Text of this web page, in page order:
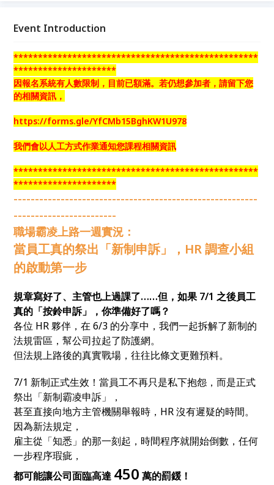
Event Introduction
**************************************************
*********************
因報名系統有人數限制，目前已額滿。若仍想參加者，請留下您
的相關資訊，
https://forms.gle/YfCMb15BghKW1U978
我們會以人工方式作業通知您課程相關資訊
**************************************************
*********************
---------------------------------------------------------
------------------------
職場霸凌上路一週實況：
當員工真的祭出「新制申訴」，HR 調查小組
的啟動第一步
規章寫好了、主管也上過課了……但，如果 7/1 之後員工
真的「按鈴申訴」，你準備好了嗎？
各位 HR 夥伴，在 6/3 的分享中，我們一起拆解了新制的
法規雷區，幫公司拉起了防護網。
但法規上路後的真實戰場，往往比條文更難預料。
7/1 新制正式生效！當員工不再只是私下抱怨，而是正式
祭出「新制霸凌申訴」，
甚至直接向地方主管機關舉報時，HR 沒有遲疑的時間。
因為新法規定，
雇主從「知悉」的那一刻起，時間程序就開始倒數，任何
一步程序瑕疵，
都可能讓公司面臨高達 450 萬的罰鍰！